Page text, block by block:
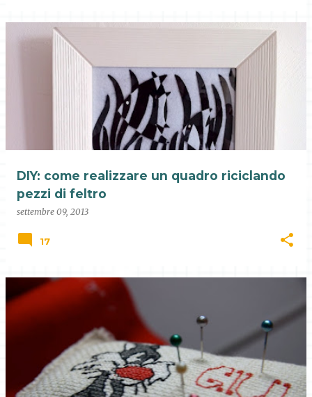
DIY: come realizzare un quadro riciclando
pezzi di feltro
settembre 09, 2013
17